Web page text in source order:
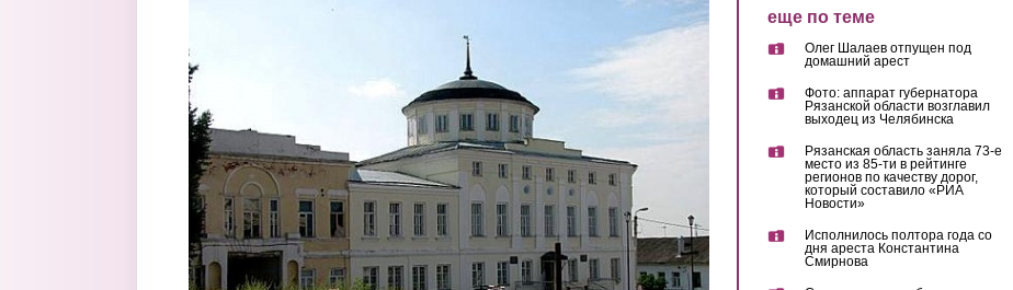
еще по теме
Олег Шалаев отпущен под
домашний арест
Фото: аппарат губернатора
Рязанской области возглавил
выходец из Челябинска
Рязанская область заняла 73-е
место из 85-ти в рейтинге
регионов по качеству дорог,
который составило «РИА
Новости»
Исполнилось полтора года со
дня ареста Константина
Смирнова